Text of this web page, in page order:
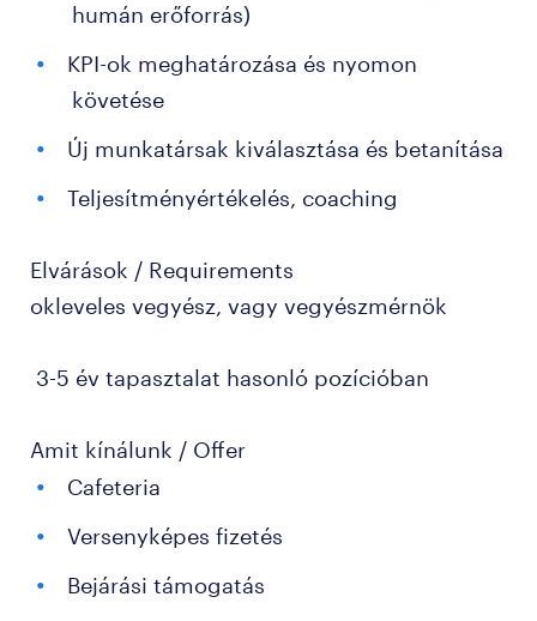
humán erőforrás)
KPI-ok meghatározása és nyomon
követése
Új munkatársak kiválasztása és betanítása
Teljesítményértékelés, coaching
Elvárások / Requirements
okleveles vegyész, vagy vegyészmérnök
3-5 év tapasztalat hasonló pozícióban
Amit kínálunk / Offer
Cafeteria
Versenyképes fizetés
Bejárási támogatás